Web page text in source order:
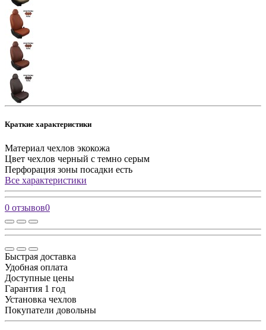
Краткие характеристики
Материал чехлов экокожа
Цвет чехлов черный с темно серым
Перфорация зоны посадки есть
Все характеристики
0 отзывов0
Быстрая доставка
Удобная оплата
Доступные цены
Гарантия 1 год
Установка чехлов
Покупатели довольны